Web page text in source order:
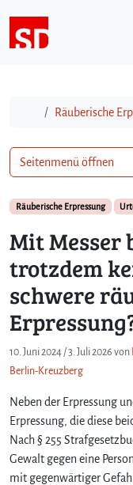
StartRäuberische
Räuberische Erpressung
Mit Messer
trotzdem
schwere
10. Juni 2024 /3. Juli 2026 von
Berlin-Kreuzberg
Neben der Erpressung
Erpressung, die diese
Nach § 255
Gewalt gegen eine
mit gegenwärtiger
Seitenmenü öffnen